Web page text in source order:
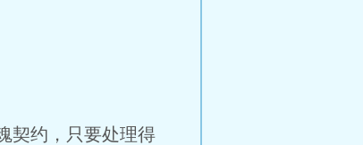
契约，只要处理得